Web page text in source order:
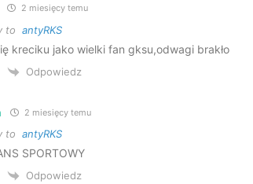
2 miesięcy temu
to antyRKS
kreciku jako wielki fan gksu,odwagi brakło
Odpowiedz
2 miesięcy temu
to antyRKS
SPORTOWY
Odpowiedz